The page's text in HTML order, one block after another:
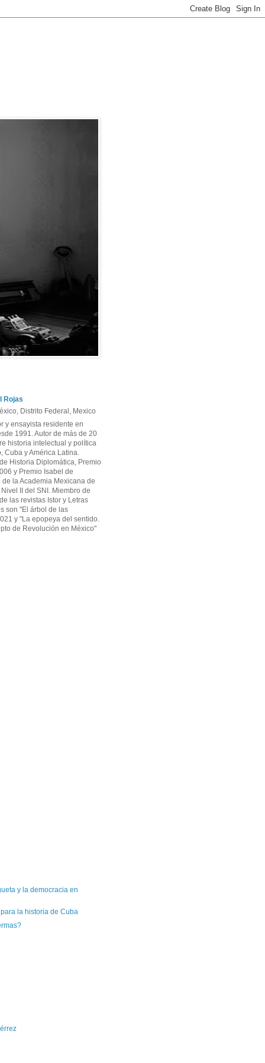
Rojas
Distrito Federal, Mexico
y ensayista residente en
1991. Autor de más de 20
historia intelectual y política
Cuba y América Latina.
Historia Diplomática, Premio
y Premio Isabel de
la Academia Mexicana de
II del SNI. Miembro de
las revistas Istor y Letras
son "El árbol de las
y "La epopeya del sentido.
de Revolución en México"
y la democracia en
la historia de Cuba